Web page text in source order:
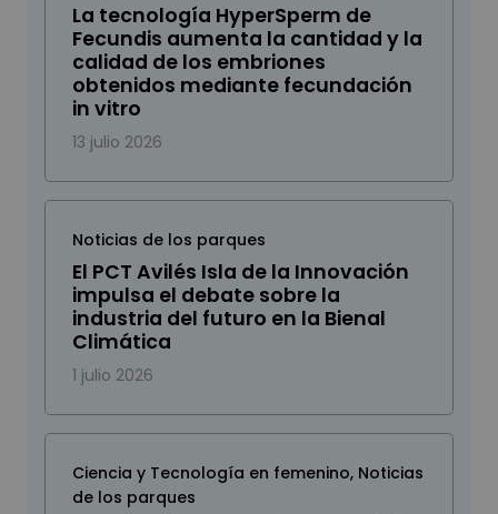
La tecnología HyperSperm de
Fecundis aumenta la cantidad y la
calidad de los embriones
obtenidos mediante fecundación
in vitro
13 julio 2026
Noticias de los parques
El PCT Avilés Isla de la Innovación
impulsa el debate sobre la
industria del futuro en la Bienal
Climática
1 julio 2026
Ciencia y Tecnología en femenino, Noticias
de los parques